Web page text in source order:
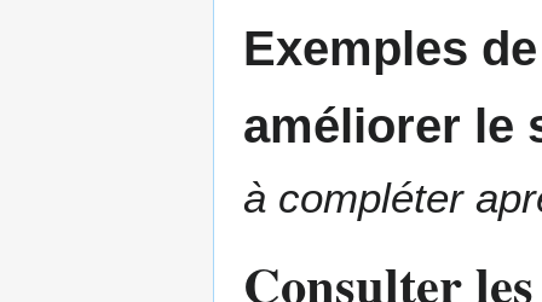
Exemples
améliorer le
à compléter
Consulter